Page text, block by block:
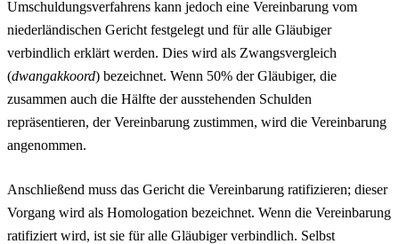
Umschuldungsverfahrens kann jedoch eine Vereinbarung vom
niederländischen Gericht festgelegt und für alle Gläubiger
verbindlich erklärt werden. Dies wird als Zwangsvergleich
(dwangakkoord) bezeichnet. Wenn 50% der Gläubiger, die
zusammen auch die Hälfte der ausstehenden Schulden
repräsentieren, der Vereinbarung zustimmen, wird die Vereinbarung
angenommen.
Anschließend muss das Gericht die Vereinbarung ratifizieren; dieser
Vorgang wird als Homologation bezeichnet. Wenn die Vereinbarung
ratifiziert wird, ist sie für alle Gläubiger verbindlich. Selbst